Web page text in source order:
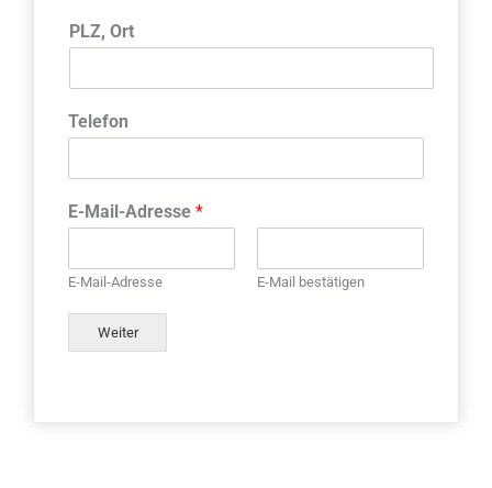
PLZ, Ort
Telefon
E-Mail-Adresse *
E-Mail-Adresse E-Mail bestätigen
Weiter